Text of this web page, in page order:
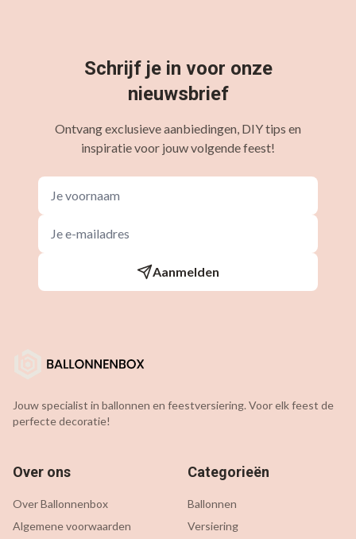
Schrijf je in voor onze
nieuwsbrief
Ontvang exclusieve aanbiedingen, DIY tips en
inspiratie voor jouw volgende feest!
Aanmelden
Jouw specialist in ballonnen en feestversiering. Voor elk feest de
perfecte decoratie!
Over ons
Over Ballonnenbox
Algemene voorwaarden
Categorieën
Ballonnen
Versiering